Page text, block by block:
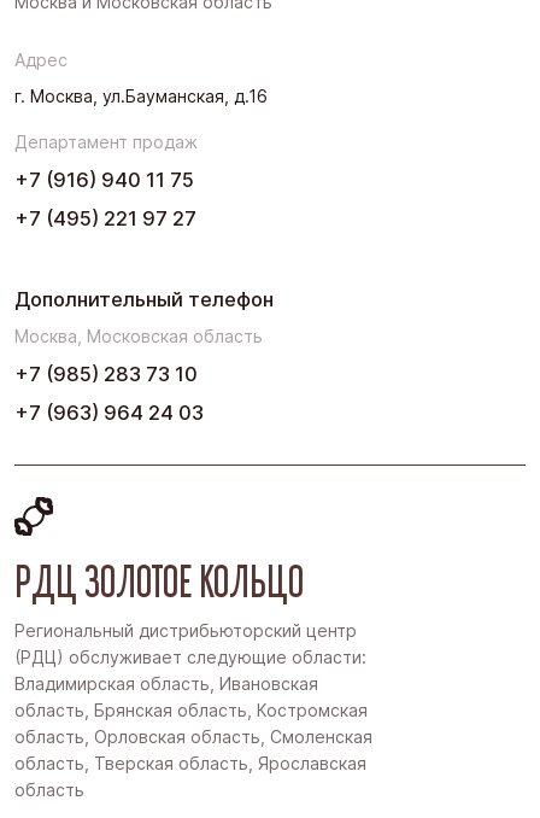
Урал
Адрес
г. Москва, ул.Бауманская, д.16
Департамент продаж
+7 (916) 940 11 75
+7 (495) 221 97 27
Дополнительный телефон
Москва, Московская область
+7 (985) 283 73 10
+7 (963) 964 24 03
РДЦ ЗОЛОТОЕ КОЛЬЦО
Региональный дистрибьюторский центр
(РДЦ) обслуживает следующие области:
Владимирская область, Ивановская
область, Брянская область, Костромская
область, Орловская область, Смоленская
область, Тверская область, Ярославская
область